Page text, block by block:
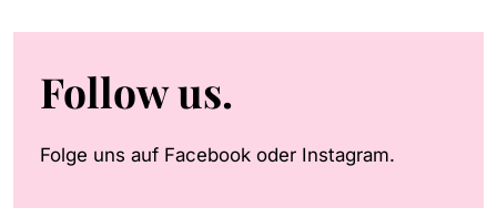
Follow us.
Folge uns auf Facebook oder Instagram.